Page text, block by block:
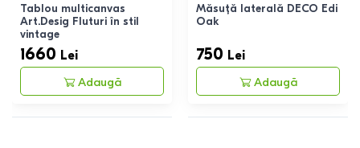
Tablou multicanvas
Art.Desig Fluturi în stil
vintage
1660 Lei
Adaugă
Măsuță laterală DECO Edi
Oak
750 Lei
Adaugă